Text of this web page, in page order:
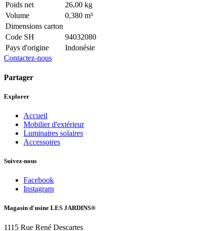
Poids net
26,00 kg
Volume
0,380 m³
Dimensions carton
Code SH
94032080
Pays d'origine
Indonésie
Contactez-nous
Partager
Explorer
Accueil
Mobilier d'extérieur
Luminaires solaires
Accessoires
Suivez-nous
Facebook
Instagram
Magasin d'usine LES JARDINS®
1115 Rue René Descartes